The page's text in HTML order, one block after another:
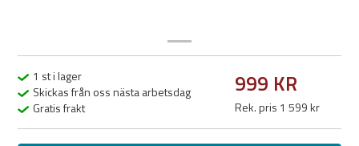
1 st i lager
Skickas från oss nästa arbetsdag
Gratis frakt
999 KR
Rek. pris 1 599 kr